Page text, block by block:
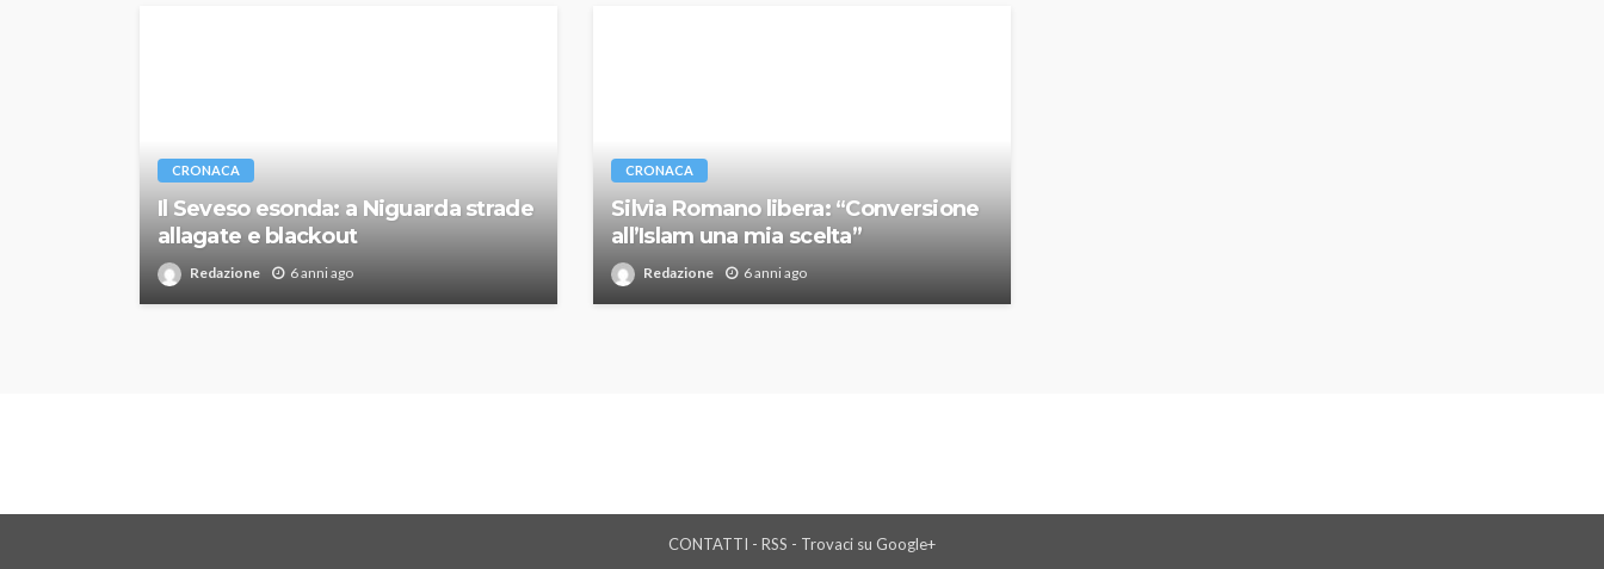
CRONACA
Il Seveso esonda: a Niguarda strade
allagate e blackout
Redazione 6 anni ago
CRONACA
Silvia Romano libera: “Conversione
all’Islam una mia scelta”
Redazione 6 anni ago
CONTATTI - RSS - Trovaci su Google+